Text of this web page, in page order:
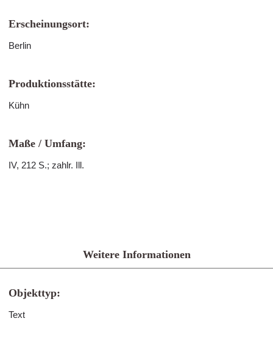
Erscheinungsort:
Berlin
Produktionsstätte:
Kühn
Maße / Umfang:
IV, 212 S.; zahlr. Ill.
Weitere Informationen
Objekttyp:
Text